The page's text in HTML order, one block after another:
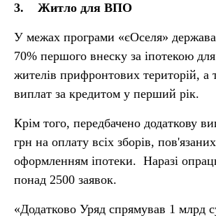
3. Житло для ВПО
У межах програми «єОселя»
70% першого внеску за іпотекою
жителів прифронтових територій, а
виплат за кредитом у перший рік.
Крім того, передбачено додаткову
грн на оплату всіх зборів,
оформленням іпотеки. Наразі
понад 2500 заявок.
«Додатково Уряд спрямував 1 млрд